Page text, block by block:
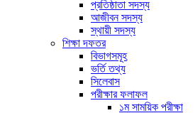
প্রতিষ্ঠাতা সদস্য
আজীবন সদস্য
স্থায়ী সদস্য
শিক্ষা দফতর
বিভাগসমূহ
ভর্তি তথ্য
সিলেবাস
পরীক্ষার ফলাফল
১ম সাময়িক পরীক্ষা